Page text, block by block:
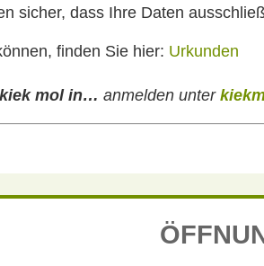
sicher, dass Ihre Daten
finden Sie hier: Urkunden
mol in… anmelden unter